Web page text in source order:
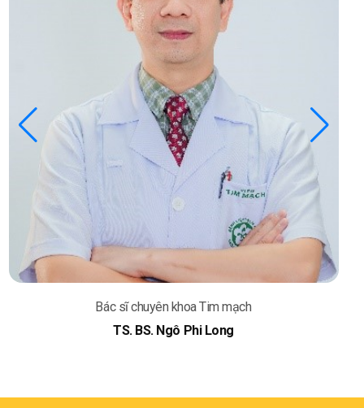
Bác sĩ chuyên khoa Tim mạch
TS. BS. Ngô Phi Long